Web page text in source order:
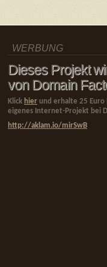
WERBUNG
Dieses Projekt
von Domain
Klick hier und erhalte 25 Euro
eigenes Internet-Projekt bei
http://aklam.io/mirSwB